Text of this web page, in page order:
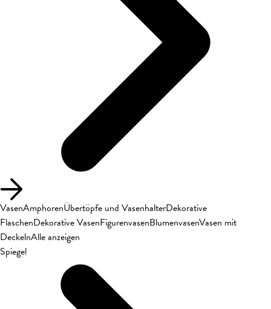
VasenAmphorenÜbertöpfe und VasenhalterDekorative
FlaschenDekorative VasenFigurenvasenBlumenvasenVasen mit
DeckelnAlle anzeigen
Spiegel